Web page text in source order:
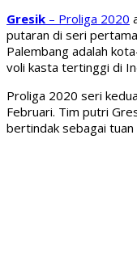
Gresik – Proliga 2020
putaran di seri
Palembang adalah
voli kasta tertinggi di
Proliga 2020 seri
Februari. Tim putri
bertindak sebagai tuan